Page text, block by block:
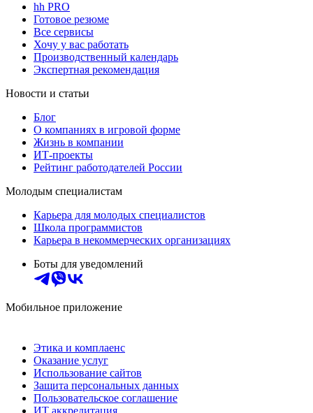
hh PRO
Готовое резюме
Все сервисы
Хочу у вас работать
Производственный календарь
Экспертная рекомендация
Новости и статьи
Блог
О компаниях в игровой форме
Жизнь в компании
ИТ-проекты
Рейтинг работодателей России
Молодым специалистам
Карьера для молодых специалистов
Школа программистов
Карьера в некоммерческих организациях
Боты для уведомлений
Мобильное приложение
Этика и комплаенс
Оказание услуг
Использование сайтов
Защита персональных данных
Пользовательское соглашение